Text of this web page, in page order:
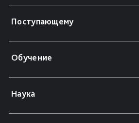
Поступающему
Обучение
Наука